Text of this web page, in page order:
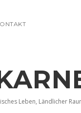
Leben, Ländlicher